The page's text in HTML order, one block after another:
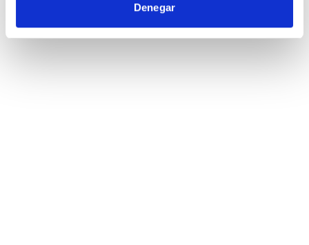
Denegar